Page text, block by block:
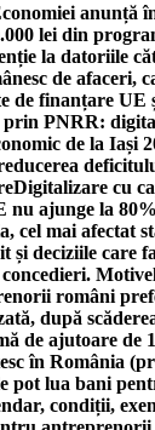
anunță
lei din
la datoriile
de afaceri,
de finanțare UE
prin PNRR:
de la Iași
Digitalizare cu
nu ajunge la
cel mai afectat
și deciziile care
români
după
de ajutoare
în România
pot lua bani
condiții,